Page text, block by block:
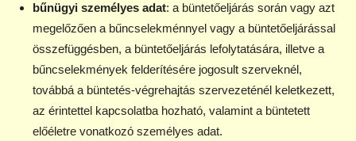
bűnügyi személyes adat: a büntetőeljárás során vagy azt
megelőzően a bűncselekménnyel vagy a büntetőeljárással
összefüggésben, a büntetőeljárás lefolytatására, illetve a
bűncselekmények felderítésére jogosult szerveknél,
továbbá a büntetés-végrehajtás szervezeténél keletkezett,
az érintettel kapcsolatba hozható, valamint a büntetett
előéletre vonatkozó személyes adat.